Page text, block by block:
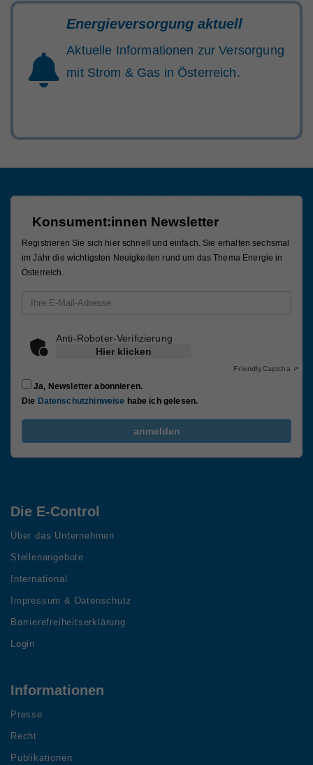
Energieversorgung aktuell
Aktuelle Informationen zur Versorgung
mit Strom & Gas in Österreich.
Die E-Control
Über das Unternehmen
Stellenangebote
International
Impressum & Datenschutz
Barrierefreiheitserklärung
Login
Informationen
Presse
Recht
Publikationen
Konsument:innen Newsletter
Registrieren Sie sich hier schnell und einfach. Sie erhalten sechsmal
im Jahr die wichtigsten Neuigkeiten rund um das Thema Energie in
Österreich.
Email-Adresse
Anti-Roboter-Verifizierung
Hier klicken
FriendlyCaptcha ⇗
Ja, Newsletter abonnieren.
Die Datenschutzhinweise habe ich gelesen.
FriendlyCaptcha Checkbox (keine Interaktion)
anmelden